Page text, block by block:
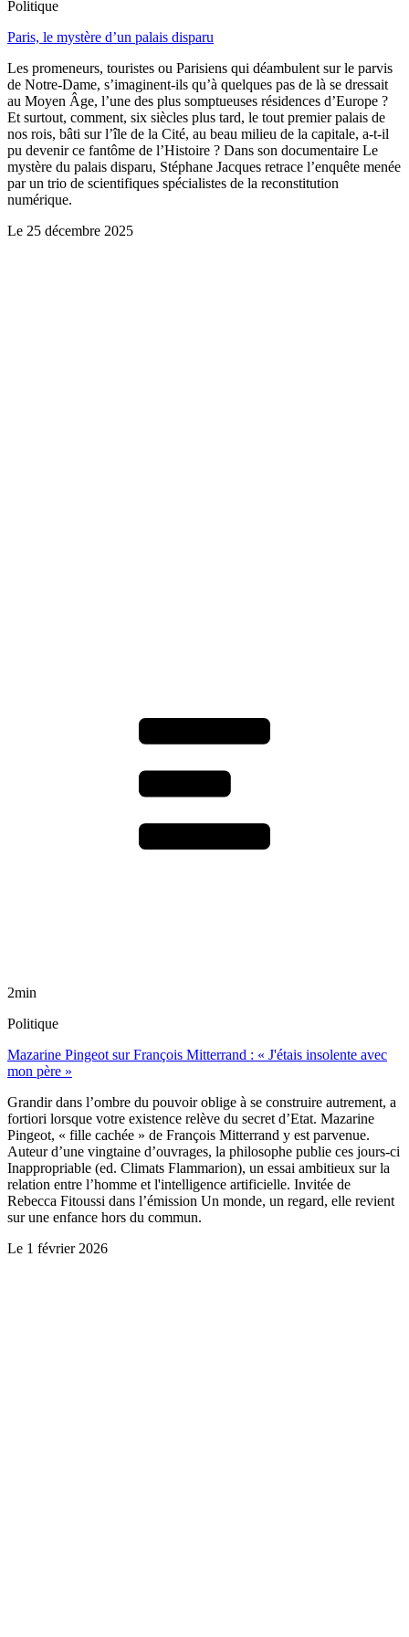
Politique
Paris, le mystère d’un palais disparu
Les promeneurs, touristes ou Parisiens qui déambulent sur le parvis
de Notre-Dame, s’imaginent-ils qu’à quelques pas de là se dressait
au Moyen Âge, l’une des plus somptueuses résidences d’Europe ?
Et surtout, comment, six siècles plus tard, le tout premier palais de
nos rois, bâti sur l’île de la Cité, au beau milieu de la capitale, a-t-il
pu devenir ce fantôme de l’Histoire ? Dans son documentaire Le
mystère du palais disparu, Stéphane Jacques retrace l’enquête menée
par un trio de scientifiques spécialistes de la reconstitution
numérique.
Le 25 décembre 2025
2min
Politique
Mazarine Pingeot sur François Mitterrand : « J'étais insolente avec
mon père »
Grandir dans l’ombre du pouvoir oblige à se construire autrement, a
fortiori lorsque votre existence relève du secret d’Etat. Mazarine
Pingeot, « fille cachée » de François Mitterrand y est parvenue.
Auteur d’une vingtaine d’ouvrages, la philosophe publie ces jours-ci
Inappropriable (ed. Climats Flammarion), un essai ambitieux sur la
relation entre l’homme et l'intelligence artificielle. Invitée de
Rebecca Fitoussi dans l’émission Un monde, un regard, elle revient
sur une enfance hors du commun.
Le 1 février 2026